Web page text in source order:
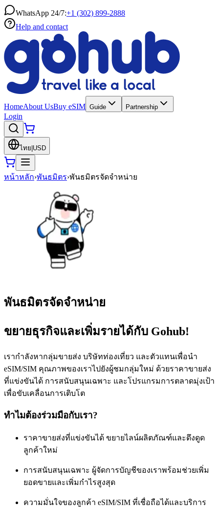
WhatsApp 24/7:+1 (302) 899-2888
Help and contact
HomeAbout UsBuy eSIM Guide Partnership
Login
ไทย USD
หน้าหลัก›พันธมิตร›พันธมิตรจัดจำหน่าย
พันธมิตรจัดจำหน่าย
ขยายธุรกิจและเพิ่มรายได้กับ Gohub!
เรากำลังหากลุ่มขายส่ง บริษัทท่องเที่ยว และตัวแทนเพื่อนำ
eSIM/SIM คุณภาพของเราไปยังผู้ชมกลุ่มใหม่ ด้วยราคาขายส่ง
ที่แข่งขันได้ การสนับสนุนเฉพาะ และโปรแกรมการตลาดมุ่งเป้า
เพื่อขับเคลื่อนการเติบโต
ทำไมต้องร่วมมือกับเรา?
ราคาขายส่งที่แข่งขันได้ ขยายไลน์ผลิตภัณฑ์และดึงดูด
ลูกค้าใหม่
การสนับสนุนเฉพาะ ผู้จัดการบัญชีของเราพร้อมช่วยเพิ่ม
ยอดขายและเพิ่มกำไรสูงสุด
ความมั่นใจของลูกค้า eSIM/SIM ที่เชื่อถือได้และบริการ